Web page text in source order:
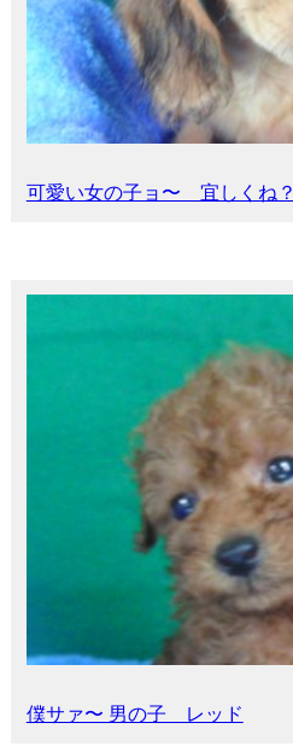
可愛い女の子ョ〜 宜しくね？
僕サァ〜 男の子 レッド